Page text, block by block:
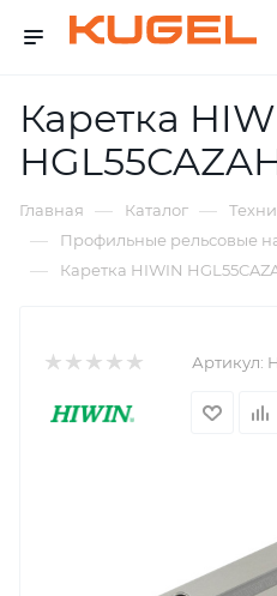
Каретка
Главная — Каталог —
— Профильные рельсовые
— Каретка HIWIN
Артикул: